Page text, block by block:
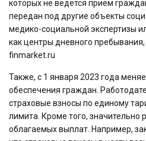
которых не ведется прием
передан под другие объекты
медико-социальной экспертизы
как центры дневного пребывания,
finmarket.ru
Также, с 1 января 2023 года
обеспечения граждан.
страховые взносы по единому
лимита. Кроме того, значительно
облагаемых выплат. Например,